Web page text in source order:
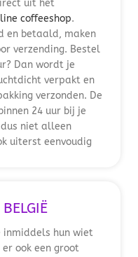
uit het
coffeeshop.
en betaald, maken
verzending. Bestel
Dan wordt je
verpakt en
verzonden. De
24 uur bij je
niet alleen
uiterst eenvoudig
inmiddels hun wiet
er ook een groot